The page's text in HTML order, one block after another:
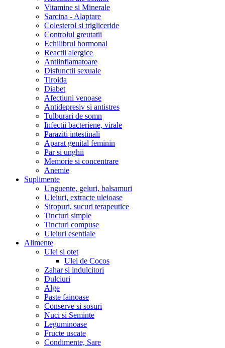
Vitamine si Minerale
Sarcina - Alaptare
Colesterol si trigliceride
Controlul greutatii
Echilibrul hormonal
Reactii alergice
Antiinflamatoare
Disfunctii sexuale
Tiroida
Diabet
Afectiuni venoase
Antidepresiv si antistres
Tulburari de somn
Infectii bacteriene, virale
Paraziti intestinali
Aparat genital feminin
Par si unghii
Memorie si concentrare
Anemie
Suplimente
Unguente, geluri, balsamuri
Uleiuri, extracte uleioase
Siropuri, sucuri terapeutice
Tincturi simple
Tincturi compuse
Uleiuri esentiale
Alimente
Ulei si otet
Ulei de Cocos
Zahar si indulcitori
Dulciuri
Alge
Paste fainoase
Conserve si sosuri
Nuci si Seminte
Leguminoase
Fructe uscate
Condimente, Sare